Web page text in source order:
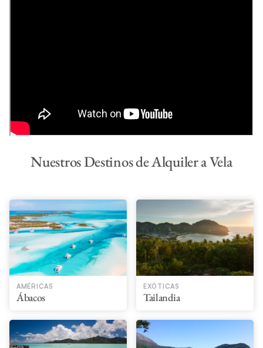
Nuestros Destinos de Alquiler a Vela
AMÉRICAS
Ábacos
EXÓTICAS
Tailandia